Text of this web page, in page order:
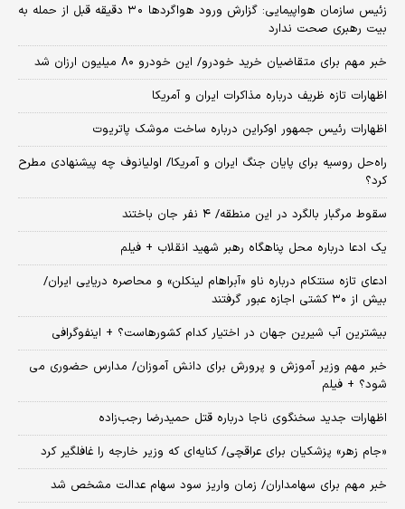
زئیس سازمان هواپیمایی: گزارش ورود هواگردها ٣٠ دقیقه قبل از حمله به
بیت رهبری صحت ندارد
خبر مهم برای متقاضیان خرید خودرو/ این خودرو ۸۰ میلیون ارزان شد
اظهارات تازه ظریف درباره مذاکرات ایران و آمریکا
اظهارات رئیس جمهور اوکراین درباره ساخت موشک پاتریوت
راه‌حل روسیه برای پایان جنگ ایران و آمریکا/ اولیانوف چه پیشنهادی مطرح
کرد؟
سقوط مرگبار بالگرد در این منطقه/ ۴ نفر جان باختند
یک ادعا درباره محل پناهگاه‌ رهبر شهید انقلاب + فیلم
ادعای تازه سنتکام درباره ناو «آبراهام لینکلن» و محاصره دریایی ایران/
بیش از ۳۰ کشتی اجازه عبور گرفتند
بیشترین آب شیرین جهان در اختیار کدام کشورهاست؟ + اینفوگرافی
خبر مهم وزیر آموزش و پرورش برای دانش آموزان/ مدارس حضوری می
شود؟ + فیلم
اظهارات جدید سخنگوی ناجا درباره قتل حمیدرضا رجب‌زاده
«جام زهر» پزشکیان برای عراقچی/ کنایه‌ای که وزیر خارجه را غافلگیر کرد
خبر مهم برای سهامداران/ زمان واریز سود سهام عدالت مشخص شد